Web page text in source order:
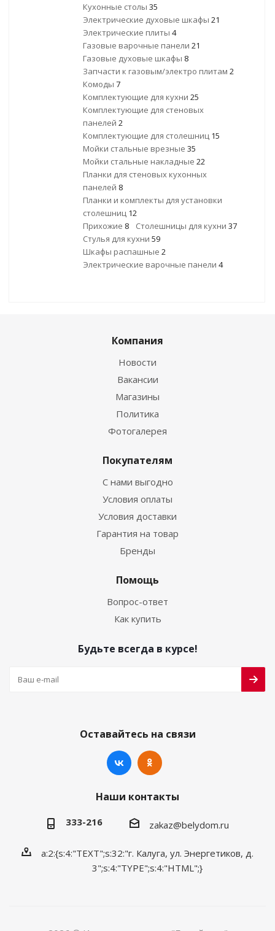
Кухонные столы 35
Электрические духовые шкафы 21
Электрические плиты 4
Газовые варочные панели 21
Газовые духовые шкафы 8
Запчасти к газовым/электро плитам 2
Комоды 7
Комплектующие для кухни 25
Комплектующие для стеновых
панелей 2
Комплектующие для столешниц 15
Мойки стальные врезные 35
Мойки стальные накладные 22
Планки для стеновых кухонных
панелей 8
Планки и комплекты для установки
столешниц 12
Прихожие 8 Столешницы для кухни 37
Стулья для кухни 59
Шкафы распашные 2
Электрические варочные панели 4
Компания
Новости
Вакансии
Магазины
Политика
Фотогалерея
Покупателям
С нами выгодно
Условия оплаты
Условия доставки
Гарантия на товар
Бренды
Помощь
Вопрос-ответ
Как купить
Будьте всегда в курсе!
Оставайтесь на связи
Наши контакты
333-216 zakaz@belydom.ru
a:2:{s:4:"TEXT";s:32:"г. Калуга, ул. Энергетиков, д.
3";s:4:"TYPE";s:4:"HTML";}